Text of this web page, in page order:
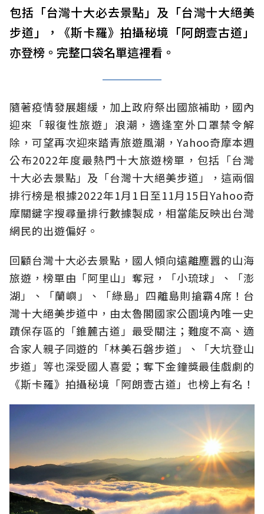
包括「台灣十大必去景點」及「台灣十大絕美
步道」，《斯卡羅》拍攝秘境「阿朗壹古道」
亦登榜。完整口袋名單這裡看。
隨著疫情發展趨緩，加上政府祭出國旅補助，國內
迎來「報復性旅遊」浪潮，適逢室外口罩禁令解
除，可望再次迎來踏青旅遊風潮，Yahoo奇摩本週
公布2022年度最熱門十大旅遊榜單，包括「台灣
十大必去景點」及「台灣十大絕美步道」，這兩個
排行榜是根據2022年1月1日至11月15日Yahoo奇
摩關鍵字搜尋量排行數據製成，相當能反映出台灣
網民的出遊偏好。
回顧台灣十大必去景點，國人傾向遠離塵囂的山海
旅遊，榜單由「阿里山」奪冠，「小琉球」、「澎
湖」、「蘭嶼」、「綠島」四離島則搶霸4席！台
灣十大絕美步道中，由太魯閣國家公園境內唯一史
蹟保存區的「錐麓古道」最受關注；難度不高、適
合家人親子同遊的「林美石磐步道」、「大坑登山
步道」等也深受國人喜愛；奪下金鐘獎最佳戲劇的
《斯卡羅》拍攝秘境「阿朗壹古道」也榜上有名！